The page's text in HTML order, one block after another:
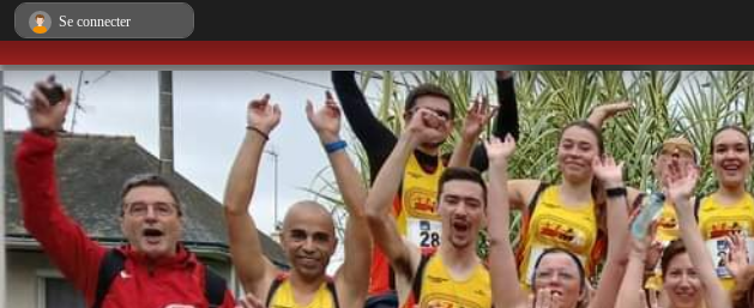
Se connecter
Panneau de gestion des cookies